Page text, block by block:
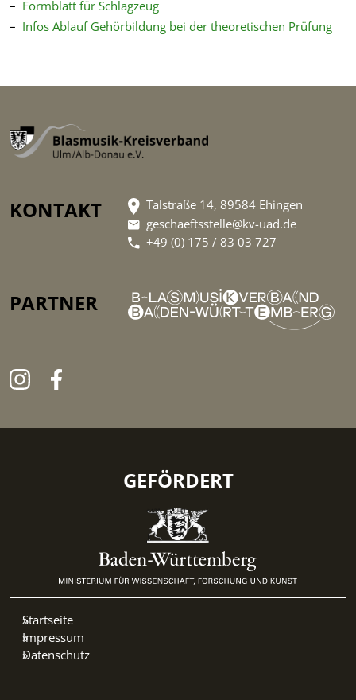
Formblatt für Schlagzeug
Infos Ablauf Gehörbildung bei der theoretischen Prüfung
KONTAKT
Talstraße 14, 89584 Ehingen
geschaeftsstelle@kv-uad.de
+49 (0) 175 / 83 03 727
PARTNER
GEFÖRDERT
Startseite
Impressum
Datenschutz